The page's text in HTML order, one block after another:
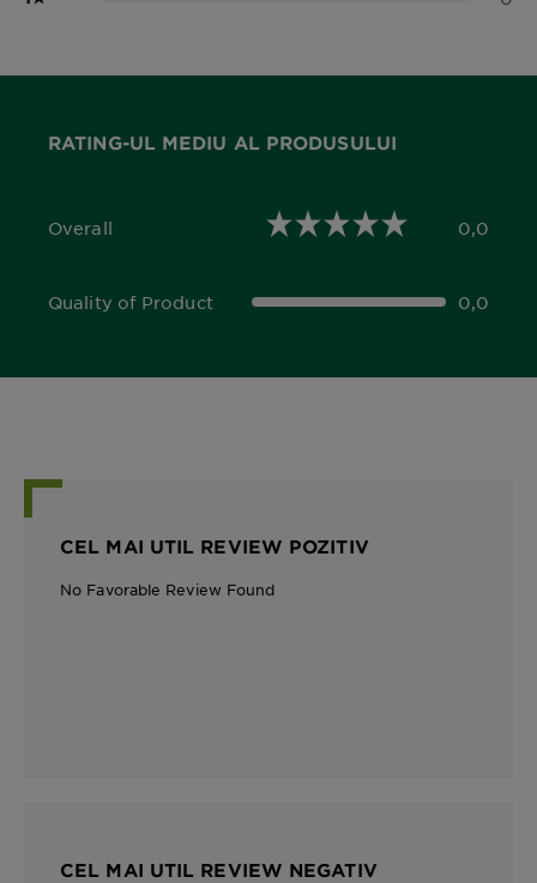
RATING-UL MEDIU AL PRODUSULUI
Overall
0,0 out of 5 stars 0,0
Quality of Product
0,0 out of 5 stars 0,0
CEL MAI UTIL REVIEW POZITIV
No Favorable Review Found
CEL MAI UTIL REVIEW NEGATIV